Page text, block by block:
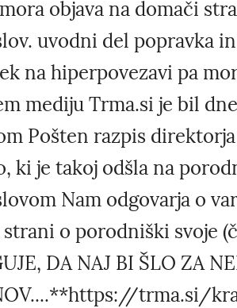
objava na domači
uvodni del popravka
na hiperpovezavi pa
mediju Trma.si je bil
Pošten razpis
ki je takoj odšla na
Nam odgovarja o
o porodniški svoje
DA NAJ BI ŠLO ZA
trma.si/